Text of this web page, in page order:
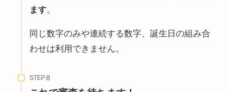
ます。
同じ数字のみや連続する数字、誕生日の組み合
わせは利用できません。
STEP